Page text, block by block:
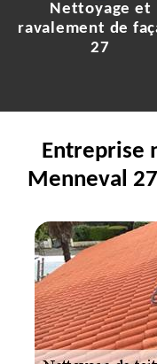
Nettoyage et
ravalement de
27
Entreprise
Menneval